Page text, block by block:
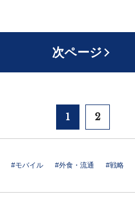
次ページ
1 2
#モバイル #外食・流通 #戦略